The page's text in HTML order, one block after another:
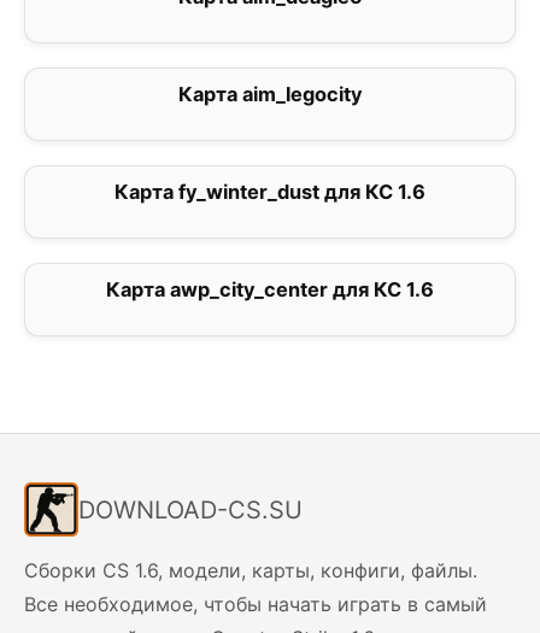
Карта aim_legocity
Карта fy_winter_dust для КС 1.6
Карта awp_city_center для КС 1.6
DOWNLOAD-CS.SU
Сборки CS 1.6, модели, карты, конфиги, файлы.
Все необходимое, чтобы начать играть в самый